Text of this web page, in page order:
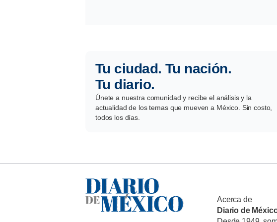
Tu ciudad. Tu nación.
Tu diario.
Únete a nuestra comunidad y recibe el análisis y la
actualidad de los temas que mueven a México. Sin costo,
todos los días.
Acerca de
Diario de